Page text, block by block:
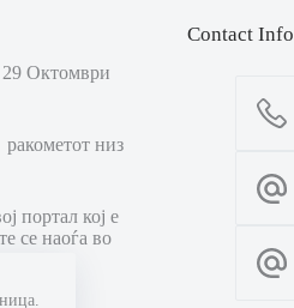
29 Октомври
ракометот низ
портал кој е
се наоѓа во
Contact Info